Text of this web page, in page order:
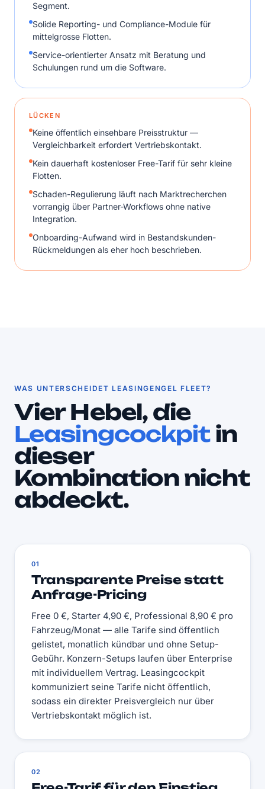
Segment.
Solide Reporting- und Compliance-Module für
mittelgrosse Flotten.
Service-orientierter Ansatz mit Beratung und
Schulungen rund um die Software.
LÜCKEN
Keine öffentlich einsehbare Preisstruktur —
Vergleichbarkeit erfordert Vertriebskontakt.
Kein dauerhaft kostenloser Free-Tarif für sehr kleine
Flotten.
Schaden-Regulierung läuft nach Marktrecherchen
vorrangig über Partner-Workflows ohne native
Integration.
Onboarding-Aufwand wird in Bestandskunden-
Rückmeldungen als eher hoch beschrieben.
WAS UNTERSCHEIDET LEASINGENGEL FLEET?
Vier Hebel, die
Leasingcockpitin
dieser
Kombination nicht
abdeckt.
01
Transparente Preise statt
Anfrage-Pricing
Free 0 €, Starter 4,90 €, Professional 8,90 € pro
Fahrzeug/Monat — alle Tarife sind öffentlich
gelistet, monatlich kündbar und ohne Setup-
Gebühr. Konzern-Setups laufen über Enterprise
mit individuellem Vertrag. Leasingcockpit
kommuniziert seine Tarife nicht öffentlich,
sodass ein direkter Preisvergleich nur über
Vertriebskontakt möglich ist.
02